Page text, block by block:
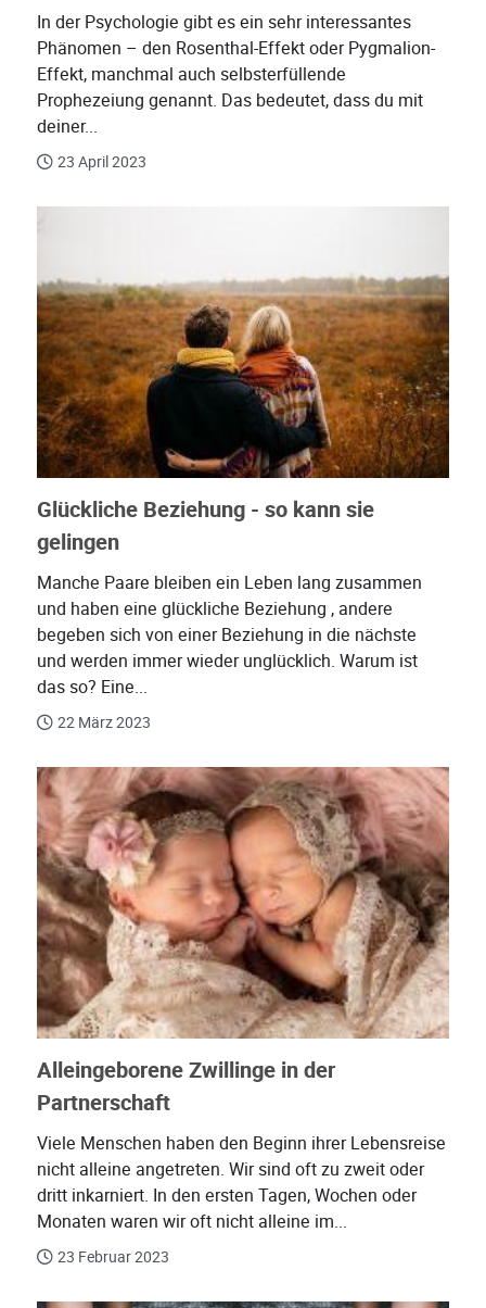
In der Psychologie gibt es ein sehr interessantes
Phänomen – den Rosenthal-Effekt oder Pygmalion-
Effekt, manchmal auch selbsterfüllende
Prophezeiung genannt. Das bedeutet, dass du mit
deiner...
23 April 2023
Glückliche Beziehung - so kann sie
gelingen
Manche Paare bleiben ein Leben lang zusammen
und haben eine glückliche Beziehung , andere
begeben sich von einer Beziehung in die nächste
und werden immer wieder unglücklich. Warum ist
das so? Eine...
22 März 2023
Alleingeborene Zwillinge in der
Partnerschaft
Viele Menschen haben den Beginn ihrer Lebensreise
nicht alleine angetreten. Wir sind oft zu zweit oder
dritt inkarniert. In den ersten Tagen, Wochen oder
Monaten waren wir oft nicht alleine im...
23 Februar 2023